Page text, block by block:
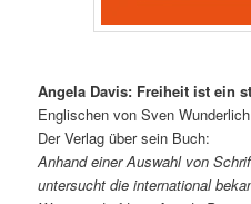
Angela Davis: Freiheit ist ein
Englischen von Sven
Der Verlag über sein Buch:
Anhand einer Auswahl von
untersucht die international